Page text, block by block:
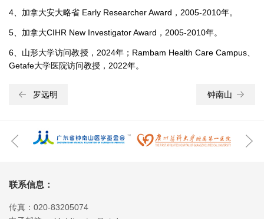
4、加拿大安大略省 Early Researcher Award，2005-2010年。
5、加拿大CIHR New Investigator Award，2005-2010年。
6、山形大学访问教授，2024年；Rambam Health Care Campus、
Getafe大学医院访问教授，2022年。
罗远明 钟南山
联系信息：
传真：020-83205074